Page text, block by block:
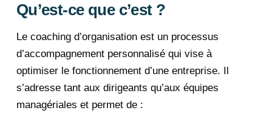
Qu’est-ce que c’est ?
Le coaching d’organisation est un processus
d’accompagnement personnalisé qui vise à
optimiser le fonctionnement d’une entreprise. Il
s’adresse tant aux dirigeants qu’aux équipes
managériales et permet de :